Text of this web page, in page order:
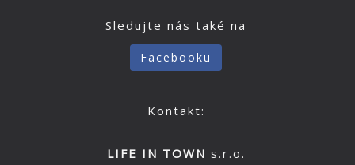
Sledujte nás také na
Facebooku
Kontakt:
LIFE IN TOWN s.r.o.